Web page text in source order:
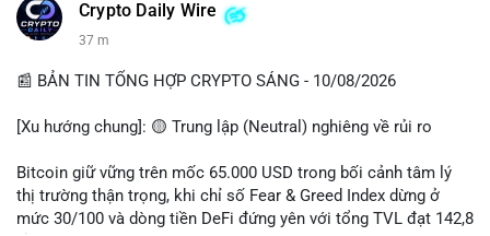
các quỹ phòng hộ sang vị thế Long là tín hiệu tích cực ngầm,
nhưng biến động ngắn hạn vẫn cao.
• Khuyến nghị: Cẩn trọng với các lệnh Long/Short khi Bitcoin
chưa thoát khỏi vùng giá hiện tại. Theo dõi sát các tin tức về
📰 Nguồn: CoinDesk
Crypto Daily Wire
37 m
📰 BẢN TIN TỔNG HỢP CRYPTO SÁNG - 10/08/2026
[Xu hướng chung]: 🟡 Trung lập (Neutral) nghiêng về rủi ro
Bitcoin giữ vững trên mốc 65.000 USD trong bối cảnh tâm lý
thị trường thận trọng, khi chỉ số Fear & Greed Index dừng ở
mức 30/100 và dòng tiền DeFi đứng yên với tổng TVL đạt 142,8